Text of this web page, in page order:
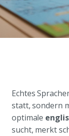
Echtes
statt, sondern
optimale
sucht, merkt